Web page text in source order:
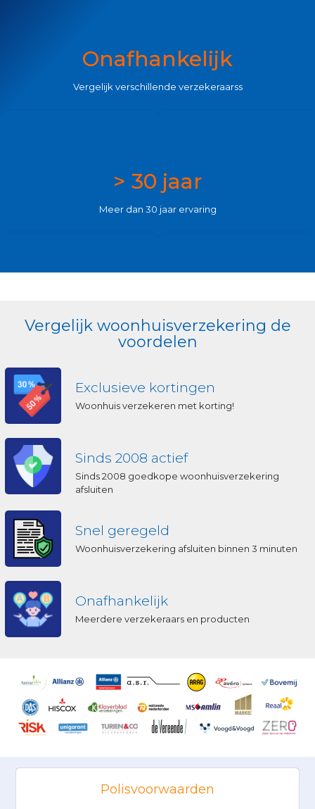
Onafhankelijk
Vergelijk verschillende verzekeraarss
> 30 jaar
Meer dan 30 jaar ervaring
Vergelijk woonhuisverzekering de
voordelen
Exclusieve kortingen
Woonhuis verzekeren met korting!
Sinds 2008 actief
Sinds 2008 goedkope woonhuisverzekering
afsluiten
Snel geregeld
Woonhuisverzekering afsluiten binnen 3 minuten
Onafhankelijk
Meerdere verzekeraars en producten
Polisvoorwaarden